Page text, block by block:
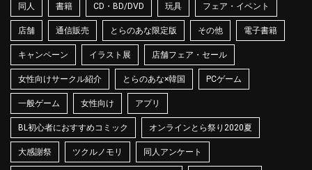
同人 書籍 CD・BD/DVD 玩具 フェア・イベント
店舗 通信販売 とらのあな限定版 その他 電子書籍
キャンペーン イラスト展 店舗フェア・セール
女性向けサークル紹介 とらのあな×韓国 PCゲーム
一般ゲーム 女性向け アプリ
BL初心者におすすめコミック オンラインとら祭り2020夏
大感謝祭 ツクルノモリ 同人アンケート